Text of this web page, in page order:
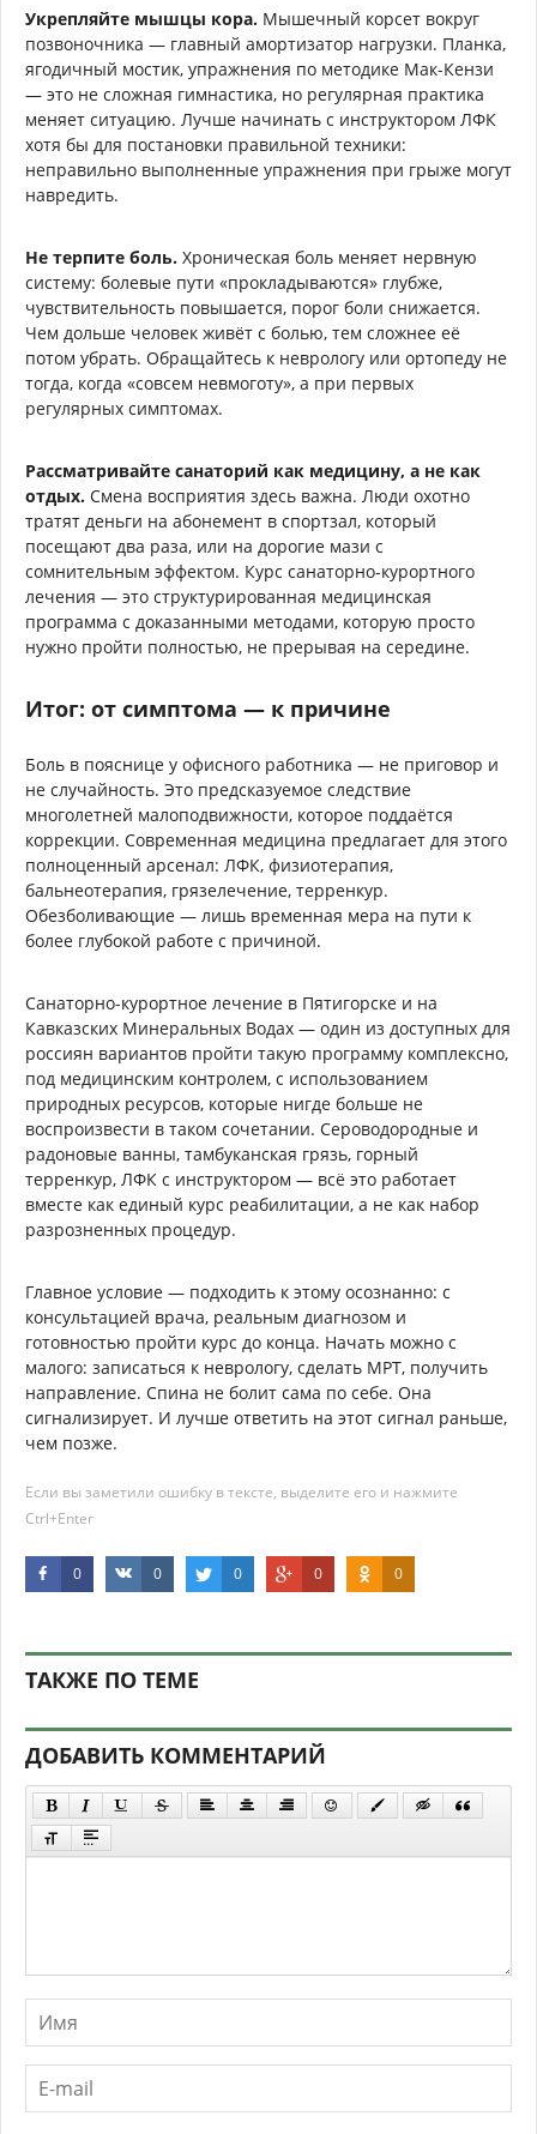
Укрепляйте мышцы кора. Мышечный корсет вокруг
позвоночника — главный амортизатор нагрузки. Планка,
ягодичный мостик, упражнения по методике Мак-Кензи
— это не сложная гимнастика, но регулярная практика
меняет ситуацию. Лучше начинать с инструктором ЛФК
хотя бы для постановки правильной техники:
неправильно выполненные упражнения при грыже могут
навредить.
Не терпите боль. Хроническая боль меняет нервную
систему: болевые пути «прокладываются» глубже,
чувствительность повышается, порог боли снижается.
Чем дольше человек живёт с болью, тем сложнее её
потом убрать. Обращайтесь к неврологу или ортопеду не
тогда, когда «совсем невмоготу», а при первых
регулярных симптомах.
Рассматривайте санаторий как медицину, а не как
отдых. Смена восприятия здесь важна. Люди охотно
тратят деньги на абонемент в спортзал, который
посещают два раза, или на дорогие мази с
сомнительным эффектом. Курс санаторно-курортного
лечения — это структурированная медицинская
программа с доказанными методами, которую просто
нужно пройти полностью, не прерывая на середине.
Итог: от симптома — к причине
Боль в пояснице у офисного работника — не приговор и
не случайность. Это предсказуемое следствие
многолетней малоподвижности, которое поддаётся
коррекции. Современная медицина предлагает для этого
полноценный арсенал: ЛФК, физиотерапия,
бальнеотерапия, грязелечение, терренкур.
Обезболивающие — лишь временная мера на пути к
более глубокой работе с причиной.
Санаторно-курортное лечение в Пятигорске и на
Кавказских Минеральных Водах — один из доступных для
россиян вариантов пройти такую программу комплексно,
под медицинским контролем, с использованием
природных ресурсов, которые нигде больше не
воспроизвести в таком сочетании. Сероводородные и
радоновые ванны, тамбуканская грязь, горный
терренкур, ЛФК с инструктором — всё это работает
вместе как единый курс реабилитации, а не как набор
разрозненных процедур.
Главное условие — подходить к этому осознанно: с
консультацией врача, реальным диагнозом и
готовностью пройти курс до конца. Начать можно с
малого: записаться к неврологу, сделать МРТ, получить
направление. Спина не болит сама по себе. Она
сигнализирует. И лучше ответить на этот сигнал раньше,
чем позже.
Если вы заметили ошибку в тексте, выделите его и нажмите
Ctrl+Enter
0 0 0 0 0
ТАКЖЕ ПО ТЕМЕ
ДОБАВИТЬ КОММЕНТАРИЙ